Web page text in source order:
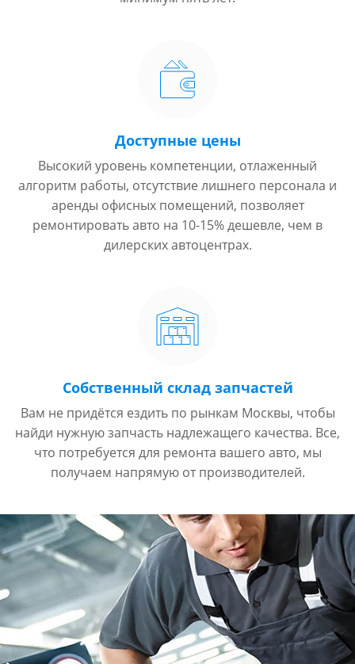
Доступные цены
Высокий уровень компетенции, отлаженный
алгоритм работы, отсутствие лишнего персонала и
аренды офисных помещений, позволяет
ремонтировать авто на 10-15% дешевле, чем в
дилерских автоцентрах.
Собственный склад запчастей
Вам не придётся ездить по рынкам Москвы, чтобы
найди нужную запчасть надлежащего качества. Все,
что потребуется для ремонта вашего авто, мы
получаем напрямую от производителей.